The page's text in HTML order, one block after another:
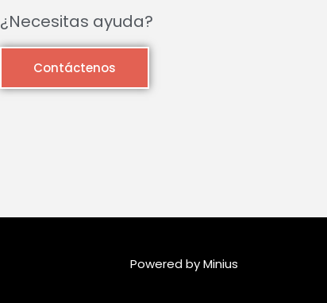
¿Necesitas ayuda?
Contáctenos
Powered by Minius